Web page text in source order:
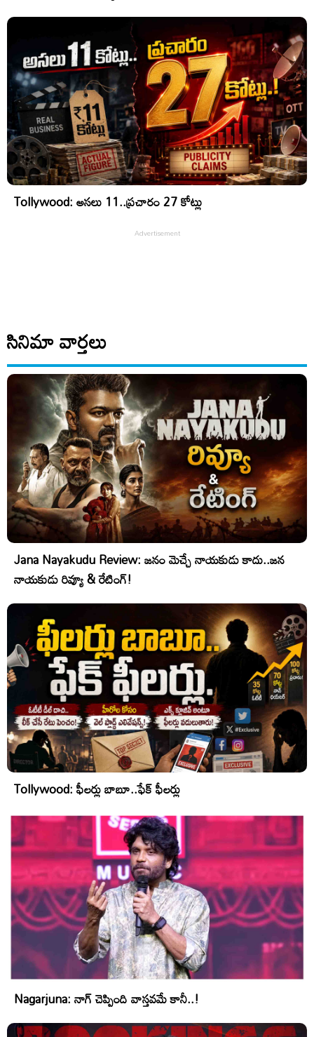
Tollywood: అసలు 11..ప్రచారం 27 కోట్లు
సినిమా వార్తలు
Jana Nayakudu Review: జనం మెచ్చే నాయకుడు కాదు..జన
నాయకుడు రివ్యూ & రేటింగ్!
Tollywood: ఫీలర్లు బాబూ..ఫేక్ ఫీలర్లు
Nagarjuna: నాగ్ చెప్పింది వాస్తవమే కానీ..!